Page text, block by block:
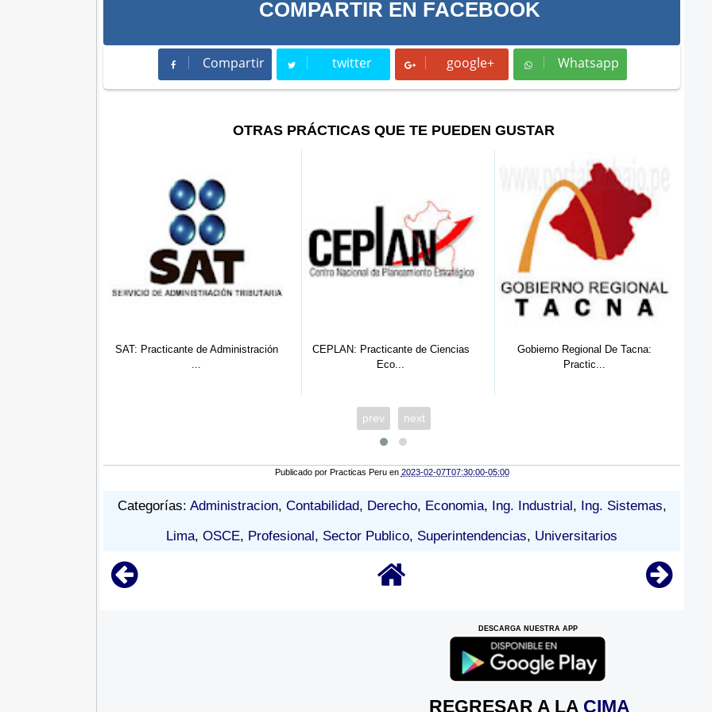
COMPARTIR EN FACEBOOK
Compartir
Compartir twitter
Tweet google+ Whatsapp
Whatsapp
OTRAS PRÁCTICAS QUE TE PUEDEN GUSTAR
SAT: Practicante de Administración
CEPLAN: Practicante de Ciencias
Gobierno Regional De Tacna:
prev next
Publicado por Practicas Peru en 2023-02-07T07:30:00-05:00
Categorías: Administracion, Contabilidad, Derecho, Economia, Ing. Industrial, Ing. Sistemas,
Lima, OSCE, Profesional, Sector Publico, Superintendencias, Universitarios
DESCARGA NUESTRA APP
REGRESAR A LA CIMA